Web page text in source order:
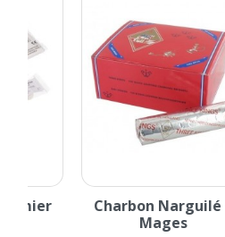
Charbon Narguilé 3